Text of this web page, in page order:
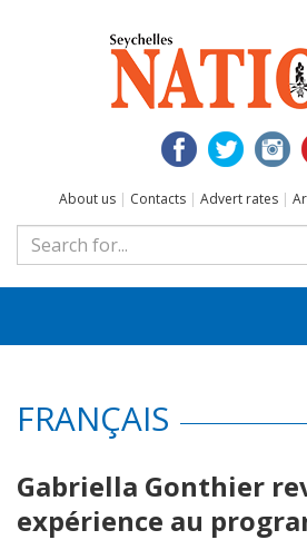
About us | Contacts | Advert rates |
FRANÇAIS
Gabriella Gonthier
expérience au